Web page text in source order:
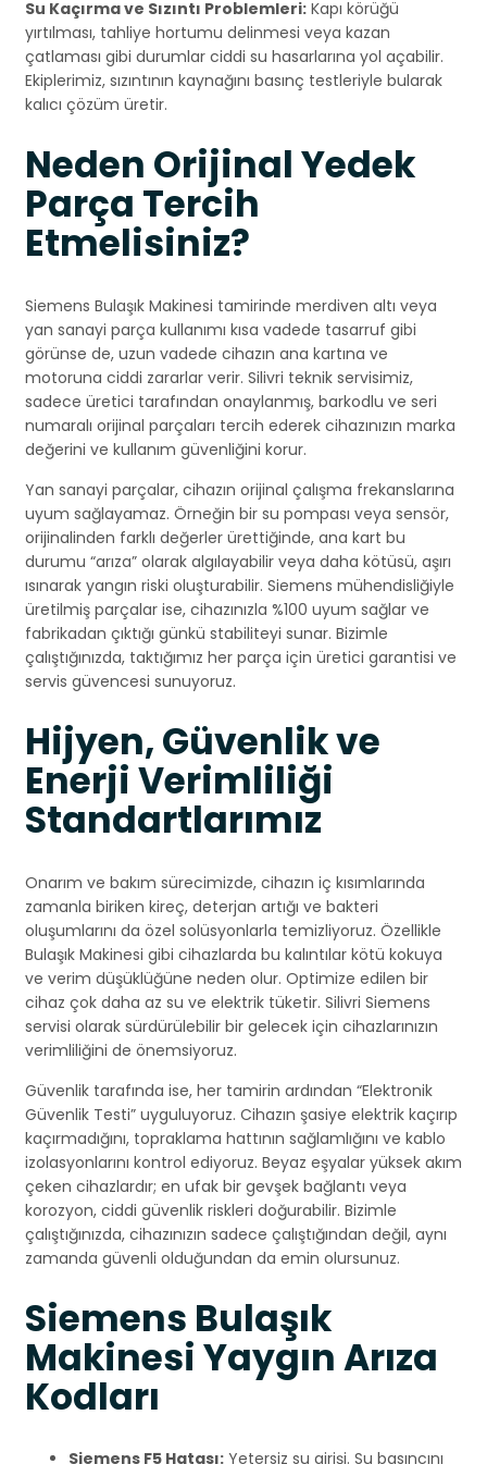
Su Kaçırma ve Sızıntı Problemleri: Kapı körüğü
yırtılması, tahliye hortumu delinmesi veya kazan
çatlaması gibi durumlar ciddi su hasarlarına yol açabilir.
Ekiplerimiz, sızıntının kaynağını basınç testleriyle bularak
kalıcı çözüm üretir.
Neden Orijinal Yedek
Parça Tercih
Etmelisiniz?
Siemens Bulaşık Makinesi tamirinde merdiven altı veya
yan sanayi parça kullanımı kısa vadede tasarruf gibi
görünse de, uzun vadede cihazın ana kartına ve
motoruna ciddi zararlar verir. Silivri teknik servisimiz,
sadece üretici tarafından onaylanmış, barkodlu ve seri
numaralı orijinal parçaları tercih ederek cihazınızın marka
değerini ve kullanım güvenliğini korur.
Yan sanayi parçalar, cihazın orijinal çalışma frekanslarına
uyum sağlayamaz. Örneğin bir su pompası veya sensör,
orijinalinden farklı değerler ürettiğinde, ana kart bu
durumu “arıza” olarak algılayabilir veya daha kötüsü, aşırı
ısınarak yangın riski oluşturabilir. Siemens mühendisliğiyle
üretilmiş parçalar ise, cihazınızla %100 uyum sağlar ve
fabrikadan çıktığı günkü stabiliteyi sunar. Bizimle
çalıştığınızda, taktığımız her parça için üretici garantisi ve
servis güvencesi sunuyoruz.
Hijyen, Güvenlik ve
Enerji Verimliliği
Standartlarımız
Onarım ve bakım sürecimizde, cihazın iç kısımlarında
zamanla biriken kireç, deterjan artığı ve bakteri
oluşumlarını da özel solüsyonlarla temizliyoruz. Özellikle
Bulaşık Makinesi gibi cihazlarda bu kalıntılar kötü kokuya
ve verim düşüklüğüne neden olur. Optimize edilen bir
cihaz çok daha az su ve elektrik tüketir. Silivri Siemens
servisi olarak sürdürülebilir bir gelecek için cihazlarınızın
verimliliğini de önemsiyoruz.
Güvenlik tarafında ise, her tamirin ardından “Elektronik
Güvenlik Testi” uyguluyoruz. Cihazın şasiye elektrik kaçırıp
kaçırmadığını, topraklama hattının sağlamlığını ve kablo
izolasyonlarını kontrol ediyoruz. Beyaz eşyalar yüksek akım
çeken cihazlardır; en ufak bir gevşek bağlantı veya
korozyon, ciddi güvenlik riskleri doğurabilir. Bizimle
çalıştığınızda, cihazınızın sadece çalıştığından değil, aynı
zamanda güvenli olduğundan da emin olursunuz.
Siemens Bulaşık
Makinesi Yaygın Arıza
Kodları
Siemens F5 Hatası: Yetersiz su girişi. Su basıncını